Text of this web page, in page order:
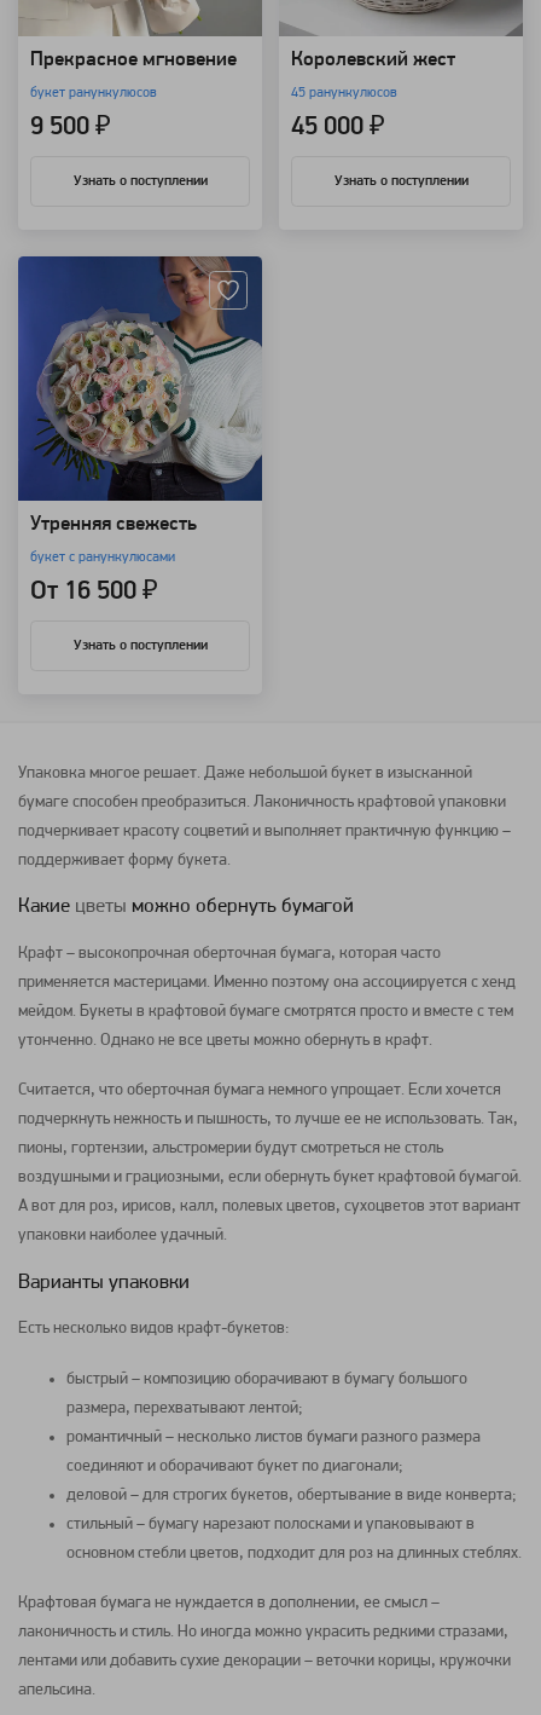
Прекрасное мгновение
букет ранункулюсов
9 500 ₽
Узнать о поступлении
Королевский жест
45 ранункулюсов
45 000 ₽
Узнать о поступлении
Утренняя свежесть
букет с ранункулюсами
От 16 500 ₽
Узнать о поступлении
Упаковка многое решает. Даже небольшой букет в изысканной
бумаге способен преобразиться. Лаконичность крафтовой упаковки
подчеркивает красоту соцветий и выполняет практичную функцию –
поддерживает форму букета.
Какие цветы можно обернуть бумагой
Крафт – высокопрочная оберточная бумага, которая часто
применяется мастерицами. Именно поэтому она ассоциируется с хенд
мейдом. Букеты в крафтовой бумаге смотрятся просто и вместе с тем
утонченно. Однако не все цветы можно обернуть в крафт.
Считается, что оберточная бумага немного упрощает. Если хочется
подчеркнуть нежность и пышность, то лучше ее не использовать. Так,
пионы, гортензии, альстромерии будут смотреться не столь
воздушными и грациозными, если обернуть букет крафтовой бумагой.
А вот для роз, ирисов, калл, полевых цветов, сухоцветов этот вариант
упаковки наиболее удачный.
Варианты упаковки
Есть несколько видов крафт-букетов:
быстрый – композицию оборачивают в бумагу большого
размера, перехватывают лентой;
романтичный – несколько листов бумаги разного размера
соединяют и оборачивают букет по диагонали;
деловой – для строгих букетов, обертывание в виде конверта;
стильный – бумагу нарезают полосками и упаковывают в
основном стебли цветов, подходит для роз на длинных стеблях.
Крафтовая бумага не нуждается в дополнении, ее смысл –
лаконичность и стиль. Но иногда можно украсить редкими стразами,
лентами или добавить сухие декорации – веточки корицы, кружочки
апельсина.